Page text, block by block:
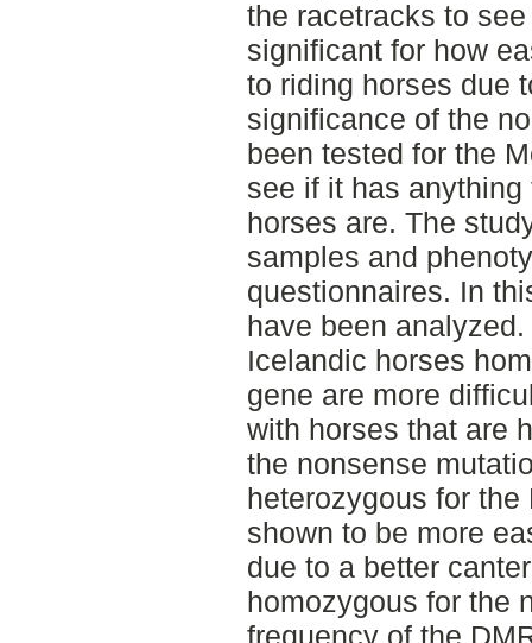
the racetracks to
significant for how
to riding horses due
significance of the
been tested for the
see if it has
horses are. The
samples and
questionnaires. In
have been
Icelandic horses
gene are more
with horses that are
the nonsense
heterozygous for
shown to be more
due to a better
homozygous for the
frequency of the